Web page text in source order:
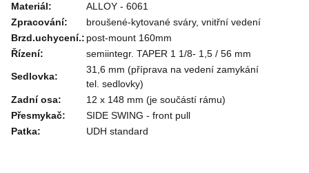
Materiál:
ALLOY - 6061
Zpracování:
broušené-kytované sváry, vnitřní vedení
Brzd.uchycení.: post-mount 160mm
Řízení:
semiintegr. TAPER 1 1/8- 1,5 / 56 mm
Sedlovka:
31,6 mm (příprava na vedení zamykání
tel. sedlovky)
Zadní osa:
12 x 148 mm (je součástí rámu)
Přesmykač:
SIDE SWING - front pull
Patka:
UDH standard